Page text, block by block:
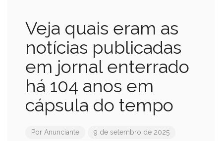
Veja quais eram as
notícias publicadas
em jornal enterrado
há 104 anos em
cápsula do tempo
Por Anunciante 9 de setembro de 2025